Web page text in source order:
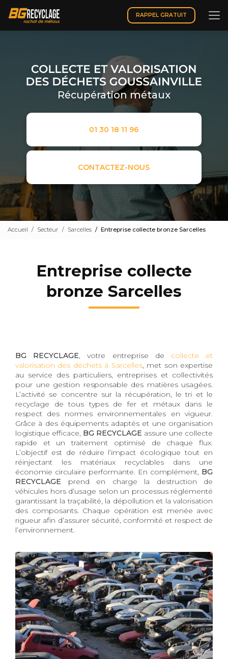
contenu
principal
RAPPEL GRATUIT
Récupération métaux
01 30 18 11 96
CONTACTEZ-NOUS
Accueil Secteur Sarcelles Entreprise collecte bronze Sarcelles
Entreprise collecte
bronze Sarcelles
BG RECYCLAGE, votre entreprise de collecte et
valorisation des déchets à Sarcelles, met son expertise
au service des particuliers, entreprises et collectivités
pour une gestion responsable des matières usagées.
L’activité se concentre sur la récupération, le tri et le
recyclage de tous types de fer et métaux dans le
respect des normes environnementales en vigueur.
Grâce à des équipements adaptés et une organisation
logistique efficace, BG RECYCLAGE assure une collecte
rapide et un traitement optimisé de chaque flux.
L’objectif est de réduire l’impact écologique tout en
réinjectant les matériaux recyclables dans une
économie circulaire performante. En complément, BG
RECYCLAGE prend en charge la destruction de
véhicules hors d’usage selon un processus réglementé
garantissant la traçabilité, la dépollution et la valorisation
des composants. Chaque opération est menée avec
rigueur afin d’assurer sécurité, conformité et respect de
l’environnement.